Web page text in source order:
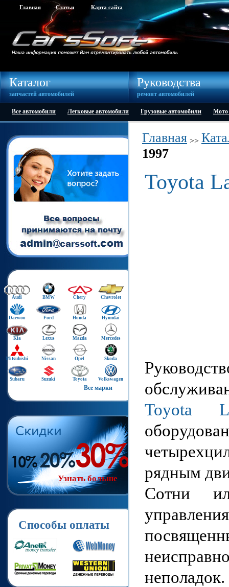
Главная Статьи Карта сайта
Каталог
запчастей автомобилей
Руководства
ремонт автомобилей
Все автомобили Легковые автомобили Грузовые автомобили Мото
Audi BMW Chery Chevrolet
Daewoo Ford Honda Hyundai
Kia Lexus Mazda Mercedes
Mitsubishi Nissan Opel Skoda
Subaru Suzuki Toyota Volkswagen
Все марки
Узнать больше
Способы оплаты
Главная >>
1997
Toyota
Toyota
рядным
Сотни